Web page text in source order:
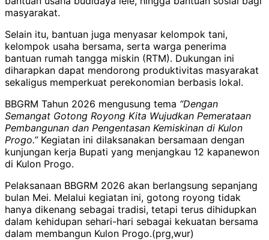
masyarakat.
Selain itu, bantuan juga menyasar kelompok tani,
kelompok usaha bersama, serta warga penerima
bantuan rumah tangga miskin (RTM). Dukungan ini
diharapkan dapat mendorong produktivitas masyarakat
sekaligus memperkuat perekonomian berbasis lokal.
BBGRM Tahun 2026 mengusung tema “Dengan
Semangat Gotong Royong Kita Wujudkan Pemerataan
Pembangunan dan Pengentasan Kemiskinan di Kulon
Progo.”Kegiatan ini dilaksanakan bersamaan dengan
kunjungan kerja Bupati yang menjangkau 12 kapanewon
di Kulon Progo.
Pelaksanaan BBGRM 2026 akan berlangsung sepanjang
bulan Mei. Melalui kegiatan ini, gotong royong tidak
hanya dikenang sebagai tradisi, tetapi terus dihidupkan
dalam kehidupan sehari-hari sebagai kekuatan bersama
dalam membangun Kulon Progo.(prg,wur)